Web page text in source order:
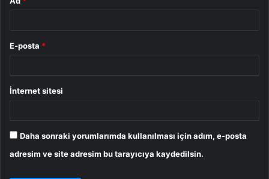
E-posta *
İnternet sitesi
Daha sonraki yorumlarımda kullanılması için adım, e-posta
adresim ve site adresim bu tarayıcıya kaydedilsin.